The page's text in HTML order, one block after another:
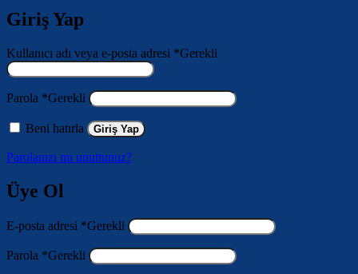
Giriş Yap
Kullanıcı adı veya e-posta adresi *Gerekli
Parola *Gerekli
Beni hatırla Giriş Yap
Parolanızı mı unuttunuz?
Üye Ol
E-posta adresi *Gerekli
Parola *Gerekli